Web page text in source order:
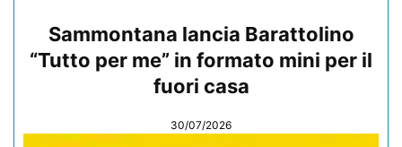
Sammontana lancia Barattolino
“Tutto per me” in formato mini per il
fuori casa
30/07/2026